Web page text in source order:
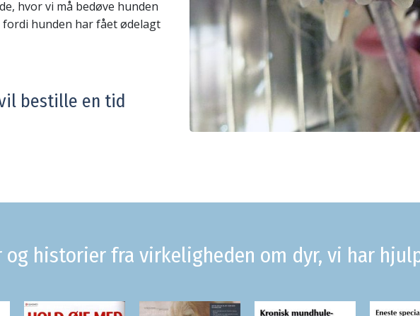
hvor vi må bedøve hunden
hunden har fået ødelagt
bestille en tid
historier fra virkeligheden om dyr, vi har